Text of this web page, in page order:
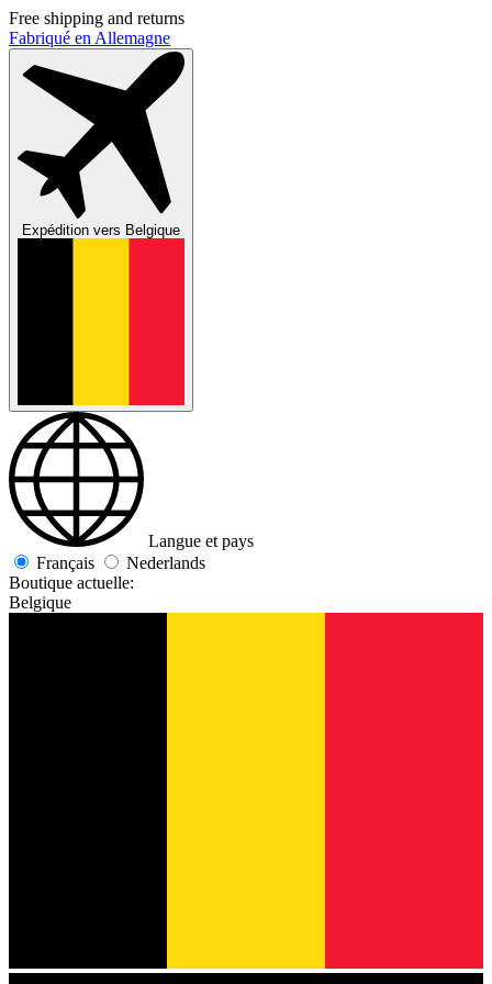
Free shipping and returns
Fabriqué en Allemagne
Expédition vers Belgique
Langue et pays
Français
Nederlands
Boutique actuelle:
Belgique